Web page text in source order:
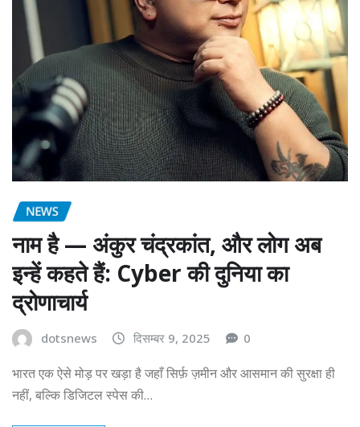
NEWS
नाम है — अंकुर चंद्रकांत, और लोग अब
इन्हें कहते हैं: Cyber की दुनिया का
द्रोणाचार्य
dotsnews दिसम्बर 9, 2025 0
भारत एक ऐसे मोड़ पर खड़ा है जहाँ सिर्फ़ ज़मीन और आसमान की सुरक्षा ही
नहीं, बल्कि डिजिटल स्पेस की…